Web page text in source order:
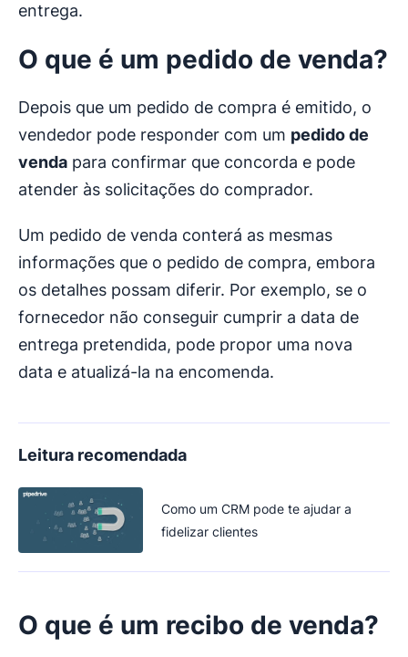
entrega.
O que é um pedido de venda?
Depois que um pedido de compra é emitido, o
vendedor pode responder com um pedido de
venda para confirmar que concorda e pode
atender às solicitações do comprador.
Um pedido de venda conterá as mesmas
informações que o pedido de compra, embora
os detalhes possam diferir. Por exemplo, se o
fornecedor não conseguir cumprir a data de
entrega pretendida, pode propor uma nova
data e atualizá-la na encomenda.
Leitura recomendada
Como um CRM pode te ajudar a
fidelizar clientes
O que é um recibo de venda?